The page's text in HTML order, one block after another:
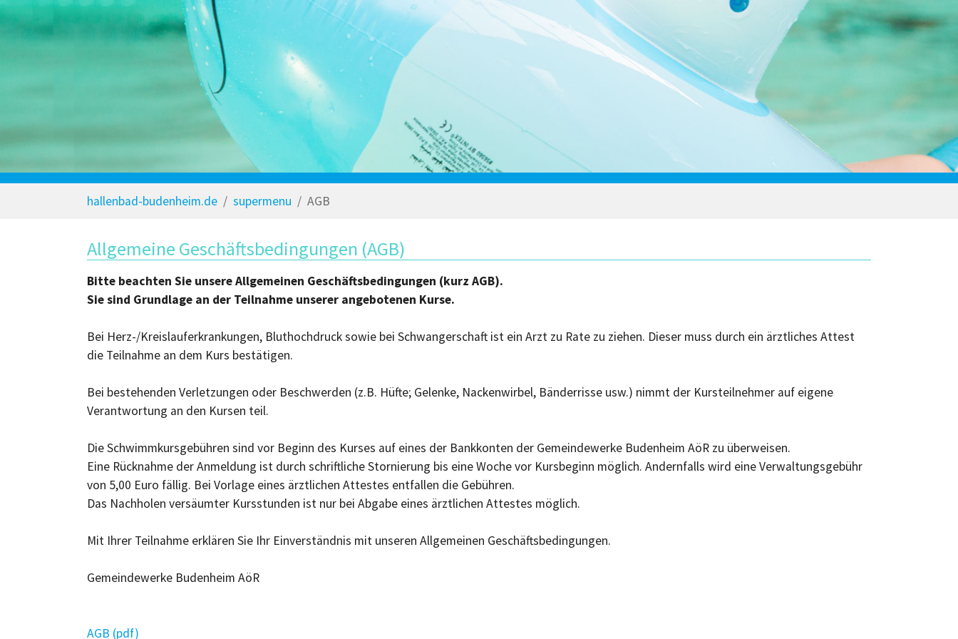
hallenbad-budenheim.de supermenu AGB
Allgemeine Geschäftsbedingungen (AGB)
Bitte beachten Sie unsere Allgemeinen Geschäftsbedingungen (kurz AGB).
Sie sind Grundlage an der Teilnahme unserer angebotenen Kurse.
Bei Herz-/Kreislauferkrankungen, Bluthochdruck sowie bei Schwangerschaft ist ein Arzt zu Rate zu ziehen. Dieser muss durch ein ärztliches Attest
die Teilnahme an dem Kurs bestätigen.
Bei bestehenden Verletzungen oder Beschwerden (z.B. Hüfte; Gelenke, Nackenwirbel, Bänderrisse usw.) nimmt der Kursteilnehmer auf eigene
Verantwortung an den Kursen teil.
Die Schwimmkursgebühren sind vor Beginn des Kurses auf eines der Bankkonten der Gemeindewerke Budenheim AöR zu überweisen.
Eine Rücknahme der Anmeldung ist durch schriftliche Stornierung bis eine Woche vor Kursbeginn möglich. Andernfalls wird eine Verwaltungsgebühr
von 5,00 Euro fällig. Bei Vorlage eines ärztlichen Attestes entfallen die Gebühren.
Das Nachholen versäumter Kursstunden ist nur bei Abgabe eines ärztlichen Attestes möglich.
Mit Ihrer Teilnahme erklären Sie Ihr Einverständnis mit unseren Allgemeinen Geschäftsbedingungen.
Gemeindewerke Budenheim AöR
AGB (pdf)